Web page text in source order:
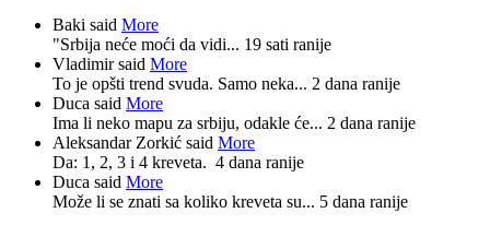
Baki said More
"Srbija neće moći da vidi... 19 sati ranije
Vladimir said More
To je opšti trend svuda. Samo neka... 2 dana ranije
Duca said More
Ima li neko mapu za srbiju, odakle će... 2 dana ranije
Aleksandar Zorkić said More
Da: 1, 2, 3 i 4 kreveta. 4 dana ranije
Duca said More
Može li se znati sa koliko kreveta su... 5 dana ranije